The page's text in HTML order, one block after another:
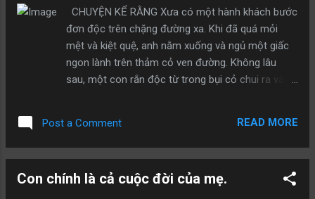
phúc - Người không có quần áo nói: Nếu có bộ
quần áo đẹp sẽ hạnh phúc - Người không có xe
nói: Có xe để đi sẽ hạnh phúc - Người không có
điện thoại nói: Nếu có chiếc điện thoại sẽ hạnh
phúc... Thực ra con người họ thấy thiếu cái gì thì
họ nghĩ rằng có nó sẽ hạnh phúc. Nhưng khi có
ra mãi mãi không bao giờ họ thấy hạnh phúc vì h....
CHUYỆN KỂ RẰNG Xưa có một hành khách bước
đơn độc trên chặng đường xa. Khi đã quá mỏi
mệt và kiệt quệ, anh nằm xuống và ngủ một giấc
ngon lành trên thảm cỏ ven đường. Không lâu
sau, một con rắn độc từ trong bụi cỏ chui ra và
ngang qua đó, kịp thời đánh chết con rắn độc rồi
đi tiếp. Người độc hành vẫn ngủ say sưa mà
cuối cuộc đời, anh vẫn không hay biết rằng mình
Post a Comment READ MORE
Con chính là cả cuộc đời của mẹ.